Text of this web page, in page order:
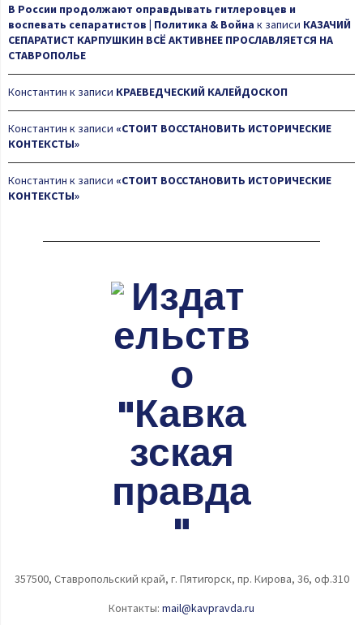
В России продолжают оправдывать гитлеровцев и
воспевать сепаратистов | Политика & Война к записи КАЗАЧИЙ
СЕПАРАТИСТ КАРПУШКИН ВСЁ АКТИВНЕЕ ПРОСЛАВЛЯЕТСЯ НА
СТАВРОПОЛЬЕ
Константин к записи КРАЕВЕДЧЕСКИЙ КАЛЕЙДОСКОП
Константин к записи «СТОИТ ВОССТАНОВИТЬ ИСТОРИЧЕСКИЕ
КОНТЕКСТЫ»
Константин к записи «СТОИТ ВОССТАНОВИТЬ ИСТОРИЧЕСКИЕ
КОНТЕКСТЫ»
357500, Ставропольский край, г. Пятигорск, пр. Кирова, 36, оф.310
Контакты: mail@kavpravda.ru